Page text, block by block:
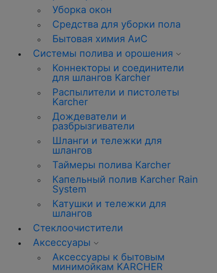
Уборка окон
Средства для уборки пола
Бытовая химия АиС
Системы полива и орошения
Коннекторы и соединители
для шлангов Karcher
Распылители и пистолеты
Karcher
Дождеватели и
разбрызгиватели
Шланги и тележки для
шлангов
Таймеры полива Karcher
Капельный полив Karcher Rain
System
Катушки и тележки для
шлангов
Стеклоочистители
Аксессуары
Аксессуары к бытовым
минимойкам KARCHER